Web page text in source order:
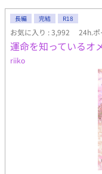
かろうてという方はぜ
タジー初心者なので温
書き上げ次第アップし
が、楽しみにしててい
た煮集にて、名無しの
す！もしよければ他の
長編 完結 R18
お気に入り : 3,992 24h.ポ
運命を知っているオ
riiko